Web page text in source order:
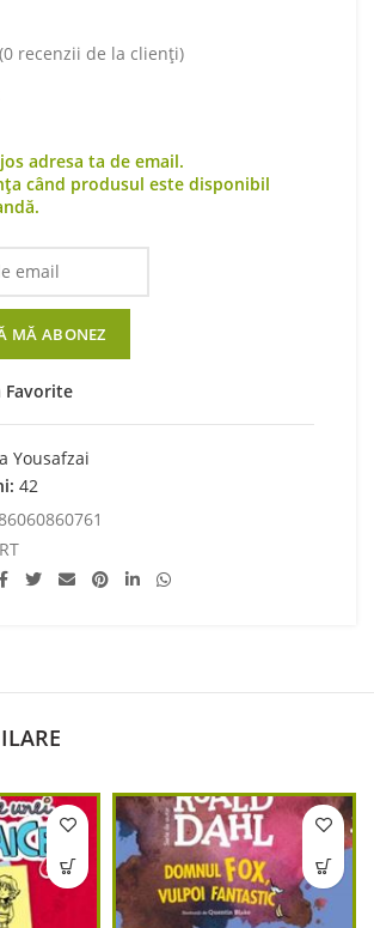
lei.40,00 lei.
(0 recenzii de la clienți)
adresa ta de email.
când produsul este disponibil
MĂ ABONEZ
Favorite
Yousafzai
42